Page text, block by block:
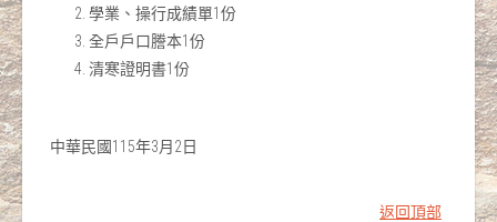
學業、操行成績單1份
全戶戶口謄本1份
清寒證明書1份
中華民國115年3月2日
返回頂部